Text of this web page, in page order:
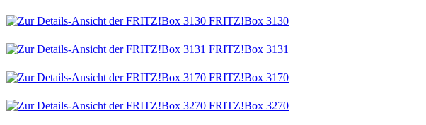
FRITZ!Box 3130
FRITZ!Box 3131
FRITZ!Box 3170
FRITZ!Box 3270